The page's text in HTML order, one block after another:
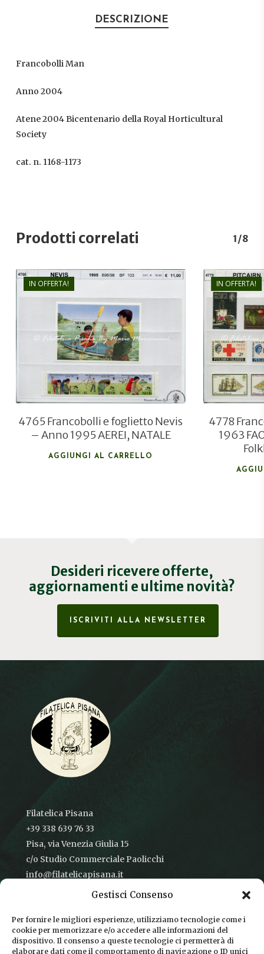
Gestisci Consenso
Per fornire le migliori esperienze, utilizziamo tecnologie come i
cookie per memorizzare e/o accedere alle informazioni del
dispositivo. Il consenso a queste tecnologie ci permetterà di
elaborare dati come il comportamento di navigazione o ID unici
DESCRIZIONE
Francobolli Man
Anno 2004
Atene 2004 Bicentenario della Royal Horticultural
Society
cat. n. 1168-1173
Prodotti correlati 1/8
IN OFFERTA!
€11,00
€8,00
4765 Francobolli e foglietto Nevis
– Anno 1995 AEREI, NATALE
AGGIUNGI AL CARRELLO
IN OFFERTA!
4778
1963
Desideri ricevere offerte,
aggiornamenti e ultime novità?
ISCRIVITI ALLA NEWSLETTER
Filatelica Pisana
+39 338 639 76 33
Pisa, via Venezia Giulia 15
c/o Studio Commerciale Paolicchi
info@filatelicapisana.it
CONDIZIONI DI VENDITA